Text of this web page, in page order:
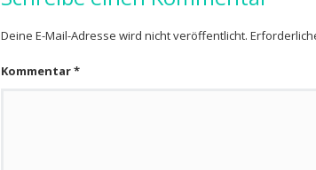
Deine E-Mail-Adresse wird nicht veröffentlicht.
Kommentar*